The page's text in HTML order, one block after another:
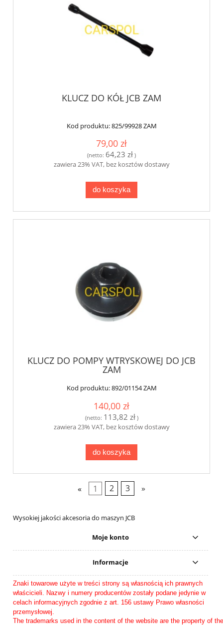
KLUCZ DO KÓŁ JCB ZAM
Kod produktu:825/99928 ZAM
79,00 zł
(netto: 64,23 zł )
zawiera 23% VAT, bez kosztów dostawy
do koszyka
KLUCZ DO POMPY WTRYSKOWEJ DO JCB
ZAM
Kod produktu:892/01154 ZAM
140,00 zł
(netto: 113,82 zł)
zawiera 23% VAT, bez kosztów dostawy
do koszyka
« 1 2 3 »
Wysokiej jakości akcesoria do maszyn JCB
Moje konto
Informacje
Znaki towarowe użyte w treści strony są własnością ich prawnych
właścicieli. Nazwy i numery producentów zostały podane jedynie w
celach informacyjnych zgodnie z art. 156 ustawy Prawo własności
przemysłowej.
The trademarks used in the content of the website are the property of